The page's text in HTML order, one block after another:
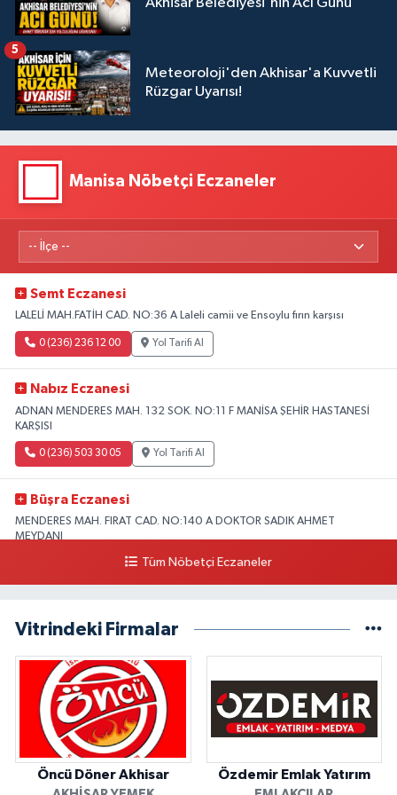
Meteoroloji'den Akhisar'a Kuvvetli
Rüzgar Uyarısı!
5
Manisa Nöbetçi Eczaneler
Semt Eczanesi
LALELİ MAH.FATİH CAD. NO:36 A Laleli camii ve Ensoylu fırın karşısı
0 (236) 236 12 00 Yol Tarifi Al
Nabız Eczanesi
ADNAN MENDERES MAH. 132 SOK. NO:11 F MANİSA ŞEHİR HASTANESİ
KARŞISI
0 (236) 503 30 05 Yol Tarifi Al
Büşra Eczanesi
MENDERES MAH. FIRAT CAD. NO:140 A DOKTOR SADIK AHMET
MEYDANI
Yol Tarifi Al
BEYAZIT MAHALLESİ MENDERES BULVARI NO:79 A
0 (236) 462 45 55 Yol Tarifi Al
Ildeniz Eczanesi
Kethüda Mah. 43 Sok. No:26 A ASKERİ LOJMANLAR KARŞISI 10 NOLU ASM
0 (236) 412 80 80 Yol Tarifi Al
Tüm Nöbetçi Eczaneler
Vitrindeki Firmalar
Öncü Döner Akhisar Özdemir Emlak Yatırım